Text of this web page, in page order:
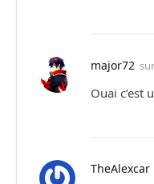
major72 sur
Ouai c’est
TheAlexcar